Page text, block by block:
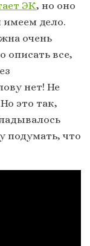
ЭК, но оно
имеем дело.
очень
описать все,
нет! Не
это так,
подумать, что